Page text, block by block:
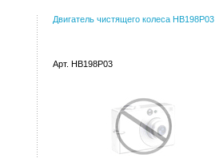
Двигатель чистящего колеса HB198P03
Арт. HB198P03